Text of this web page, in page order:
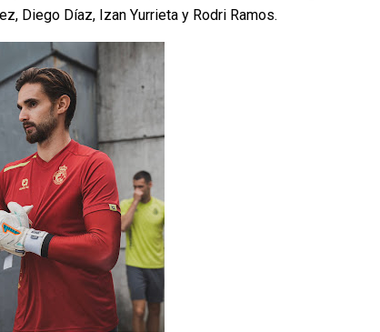
Diego Díaz, Izan Yurrieta y Rodri Ramos.